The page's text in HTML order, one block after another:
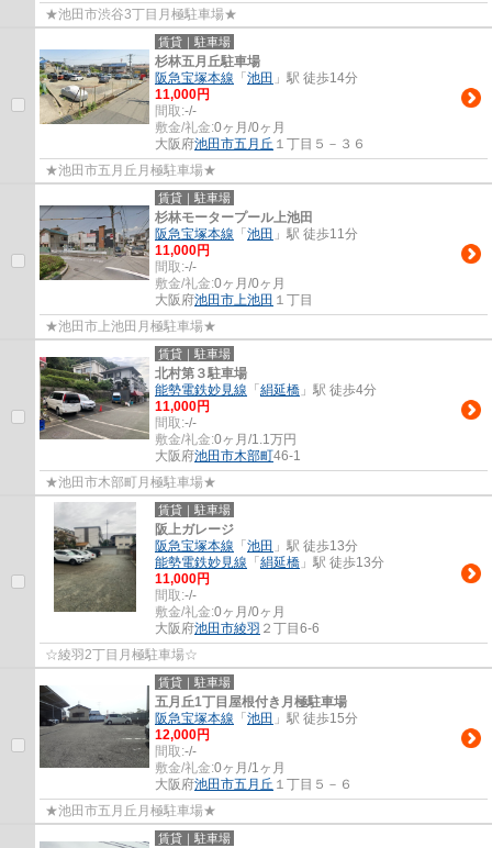
★池田市渋谷3丁目月極駐車場★
賃貸｜駐車場
杉林五月丘駐車場
阪急宝塚本線 「 池田 」駅 徒歩14分
11,000円
間取:-/-
敷金/礼金:0ヶ月/0ヶ月
大阪府池田市五月丘 １丁目５－３６
★池田市五月丘月極駐車場★
賃貸｜駐車場
杉林モータープール上池田
阪急宝塚本線 「 池田 」駅 徒歩11分
11,000円
間取:-/-
敷金/礼金:0ヶ月/0ヶ月
大阪府池田市上池田 １丁目
★池田市上池田月極駐車場★
賃貸｜駐車場
北村第３駐車場
能勢電鉄妙見線 「 絹延橋 」駅 徒歩4分
11,000円
間取:-/-
敷金/礼金:0ヶ月/1.1万円
大阪府池田市木部町46-1
★池田市木部町月極駐車場★
賃貸｜駐車場
阪上ガレージ
阪急宝塚本線 「 池田 」駅 徒歩13分
能勢電鉄妙見線 「 絹延橋 」駅 徒歩13分
11,000円
間取:-/-
敷金/礼金:0ヶ月/0ヶ月
大阪府池田市綾羽 ２丁目6-6
☆綾羽2丁目月極駐車場☆
賃貸｜駐車場
五月丘1丁目屋根付き月極駐車場
阪急宝塚本線 「 池田 」駅 徒歩15分
12,000円
間取:-/-
敷金/礼金:0ヶ月/1ヶ月
大阪府池田市五月丘 １丁目５－６
★池田市五月丘月極駐車場★
賃貸｜駐車場